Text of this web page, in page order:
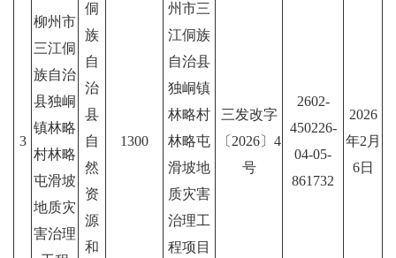
3
柳州市
三江侗
族自治
县独峒
镇林略
村林略
屯滑坡
地质灾
害治理
侗
族
自
治
县
自
然
资
源
和
1300
州市三
江侗族
自治县
独峒镇
林略村
林略屯
滑坡地
质灾害
治理工
程项目
三发改字
〔2026〕4
号
2602-
450226-
04-05-
861732
2026
年2月
6日